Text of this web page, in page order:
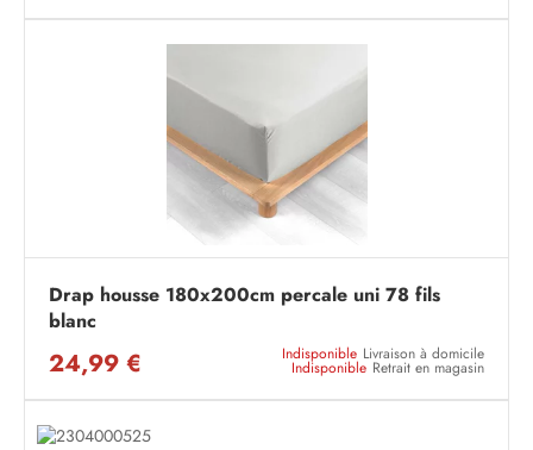
Drap housse 180x200cm percale uni 78 fils
blanc
24,99 € Indisponible Livraison à domicile
Indisponible Retrait en magasin